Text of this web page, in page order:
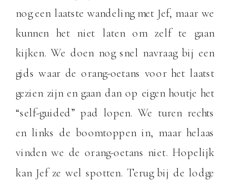
nog een laatste wandeling met Jef, maar we
kunnen het niet laten om zelf te gaan
kijken. We doen nog snel navraag bij een
gids waar de orang-oetans voor het laatst
gezien zijn en gaan dan op eigen houtje het
“self-guided” pad lopen. We turen rechts
en links de boomtoppen in, maar helaas
vinden we de orang-oetans niet. Hopelijk
kan Jef ze wel spotten. Terug bij de lodge